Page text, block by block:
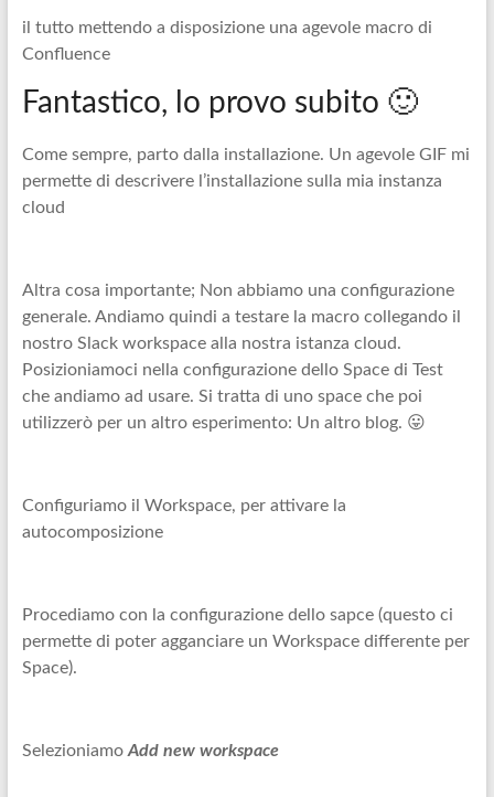
il tutto mettendo a disposizione una agevole macro di
Confluence
Fantastico, lo provo subito 🙂
Come sempre, parto dalla installazione. Un agevole GIF mi
permette di descrivere l’installazione sulla mia instanza
cloud
Altra cosa importante; Non abbiamo una configurazione
generale. Andiamo quindi a testare la macro collegando il
nostro Slack workspace alla nostra istanza cloud.
Posizioniamoci nella configurazione dello Space di Test
che andiamo ad usare. Si tratta di uno space che poi
utilizzerò per un altro esperimento: Un altro blog. 😛
Configuriamo il Workspace, per attivare la
autocomposizione
Procediamo con la configurazione dello sapce (questo ci
permette di poter agganciare un Workspace differente per
Space).
SelezioniamoAdd new workspace